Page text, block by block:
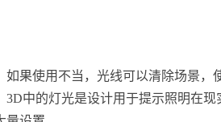
果使用不当，光线可以清除场景
中的灯光是设计用于提示照明在